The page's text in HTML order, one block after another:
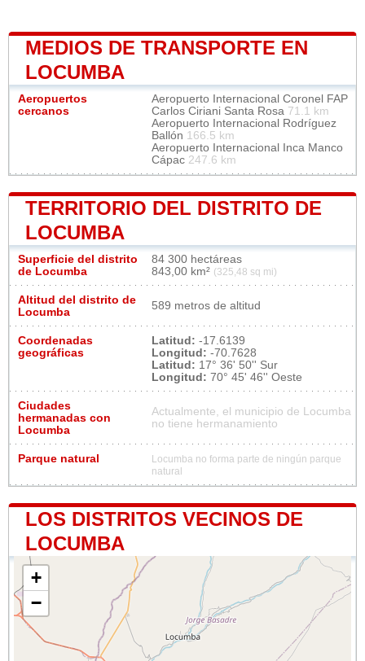
MEDIOS DE TRANSPORTE EN
LOCUMBA
Aeropuertos
cercanos
Aeropuerto Internacional Coronel FAP
Carlos Ciriani Santa Rosa 71.1 km
Aeropuerto Internacional Rodríguez
Ballón 166.5 km
Aeropuerto Internacional Inca Manco
Cápac 247.6 km
TERRITORIO DEL DISTRITO DE
LOCUMBA
Superficie del distrito
de Locumba
84 300 hectáreas
843,00 km² (325,48 sq mi)
Altitud del distrito de
Locumba
589 metros de altitud
Coordenadas
geográficas
Latitud: -17.6139
Longitud: -70.7628
Latitud: 17° 36' 50'' Sur
Longitud: 70° 45' 46'' Oeste
Ciudades
hermanadas con
Locumba
Actualmente, el municipio de Locumba
no tiene hermanamiento
Parque natural
Locumba no forma parte de ningún parque
natural
LOS DISTRITOS VECINOS DE
LOCUMBA
+
−